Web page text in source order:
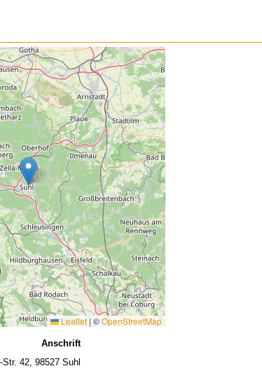
Leaflet | ©OpenStreetMap
Anschrift
Str. 42, 98527 Suhl